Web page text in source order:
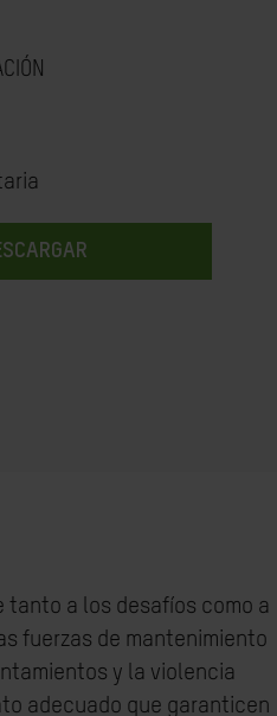
tanto a los desafíos como a
fuerzas de mantenimiento
y la violencia
adecuado que garanticen